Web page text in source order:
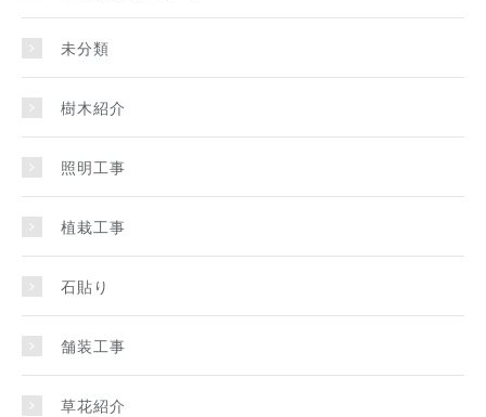
未分類
樹木紹介
照明工事
植栽工事
石貼り
舗装工事
草花紹介